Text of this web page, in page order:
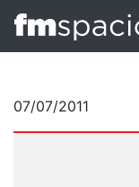
07/07/2011